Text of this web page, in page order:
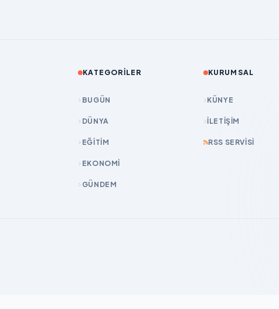
KATEGORILER
BUGÜN
DÜNYA
EĞİTİM
EKONOMİ
GÜNDEM
KURUMSAL
KÜNYE
İLETIŞIM
RSS SERVISI